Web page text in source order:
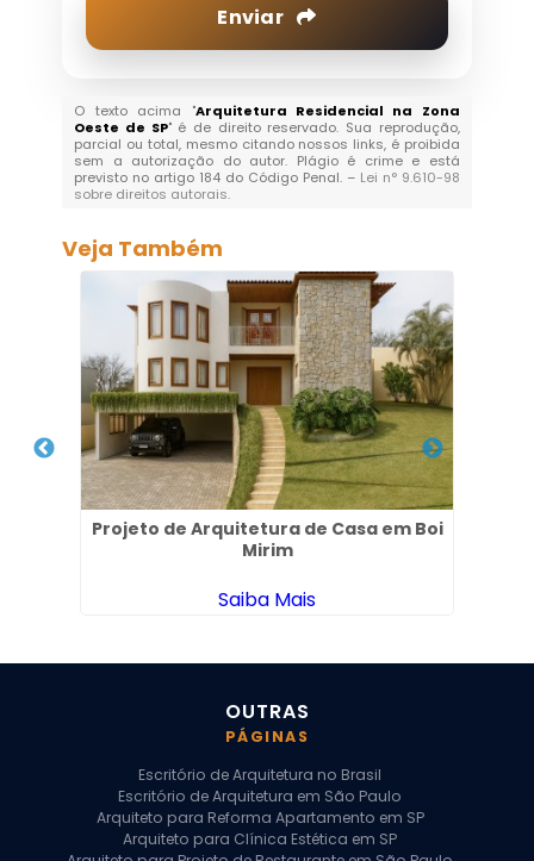
Enviar
O texto acima "Arquitetura Residencial na Zona
Oeste de SP" é de direito reservado. Sua reprodução,
parcial ou total, mesmo citando nossos links, é proibida
sem a autorização do autor. Plágio é crime e está
previsto no artigo 184 do Código Penal. – Lei n° 9.610-98
sobre direitos autorais.
Veja Também
Projeto de Arquitetura de Casa em Boi
Mirim
Saiba Mais
OUTRAS
PÁGINAS
Escritório de Arquitetura no Brasil
Escritório de Arquitetura em São Paulo
Arquiteto para Reforma Apartamento em SP
Arquiteto para Clínica Estética em SP